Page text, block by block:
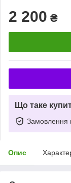
2 200 ₴
Що таке
Замовлення
Опис